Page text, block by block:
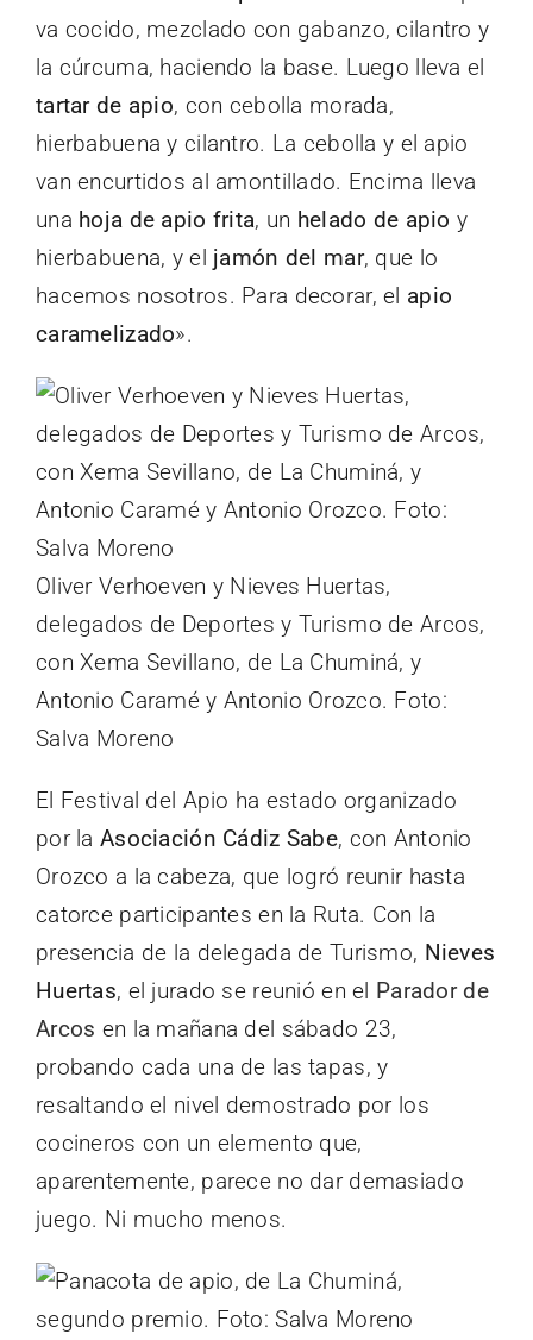
va cocido, mezclado con gabanzo, cilantro y
la cúrcuma, haciendo la base. Luego lleva el
tartar de apio, con cebolla morada,
hierbabuena y cilantro. La cebolla y el apio
van encurtidos al amontillado. Encima lleva
una hoja de apio frita, un helado de apio y
hierbabuena, y el jamón del mar, que lo
hacemos nosotros. Para decorar, el apio
caramelizado».
Oliver Verhoeven y Nieves Huertas,
delegados de Deportes y Turismo de Arcos,
con Xema Sevillano, de La Chuminá, y
Antonio Caramé y Antonio Orozco. Foto:
Salva Moreno
El Festival del Apio ha estado organizado
por la Asociación Cádiz Sabe, con Antonio
Orozco a la cabeza, que logró reunir hasta
catorce participantes en la Ruta. Con la
presencia de la delegada de Turismo, Nieves
Huertas, el jurado se reunió en el Parador de
Arcos en la mañana del sábado 23,
probando cada una de las tapas, y
resaltando el nivel demostrado por los
cocineros con un elemento que,
aparentemente, parece no dar demasiado
juego. Ni mucho menos.